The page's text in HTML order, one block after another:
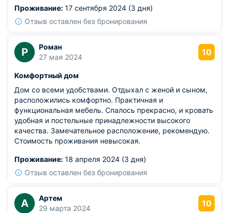
Проживание: 17 сентября 2024 (3 дня)
Отзыв оставлен без бронирования
Р
Роман
27 мая 2024
10
Комфортный дом
Дом со всеми удобствами. Отдыхал с женой и сыном,
расположились комфортно. Практичная и
функциональная мебель. Спалось прекрасно, и кровать
удобная и постельные принадлежности высокого
качества. Замечательное расположение, рекомендую.
Стоимость проживания невысокая.
Проживание: 18 апреля 2024 (3 дня)
Отзыв оставлен без бронирования
А
Артем
29 марта 2024
10